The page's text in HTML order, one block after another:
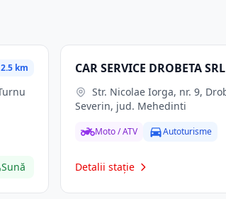
2.5 km
Sună
CAR SERVICE DROBETA SRL
Severin, jud. Mehedinti
Moto / ATV Autoturisme
Detalii stație